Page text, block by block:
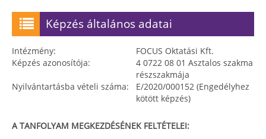
Képzés általános adatai
Intézmény:
FOCUS Oktatási Kft.
Képzés azonosítója:
4 0722 08 01 Asztalos szakma
részszakmája
Nyilvántartásba vételi száma:
E/2020/000152 (Engedélyhez
kötött képzés)
A TANFOLYAM MEGKEZDÉSÉNEK FELTÉTELEI: